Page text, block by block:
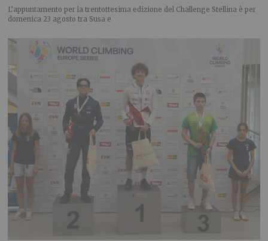
L’appuntamento per la trentottesima edizione del Challenge Stellina è per
domenica 23 agosto tra Susa e